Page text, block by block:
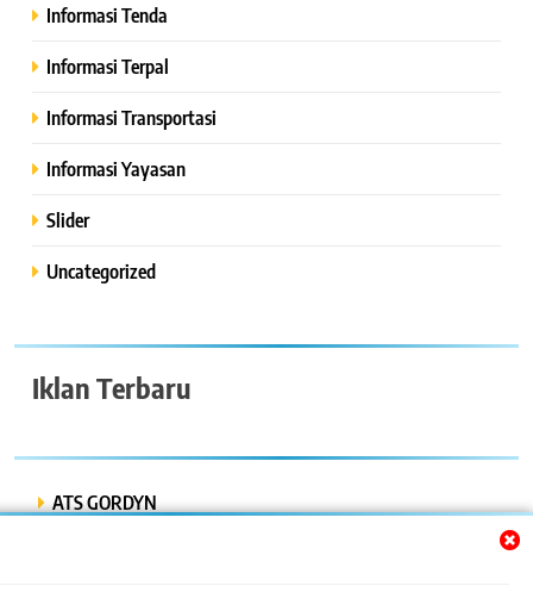
Informasi Tenda
Informasi Terpal
Informasi Transportasi
Informasi Yayasan
Slider
Uncategorized
Iklan Terbaru
ATS GORDYN